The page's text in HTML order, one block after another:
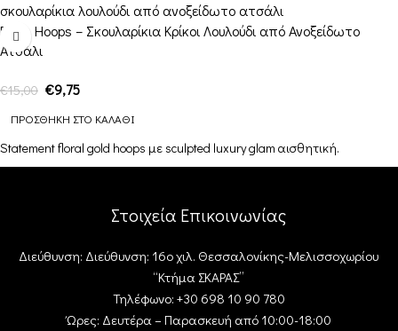
Flora Hoops – Σκουλαρίκια Κρίκοι Λουλούδι από Ανοξείδωτο
Ατσάλι
€15,00 €9,75
ΠΡΟΣΘΉΚΗ ΣΤΟ ΚΑΛΆΘΙ
Statement floral gold hoops με sculpted luxury glam αισθητική.
Στοιχεία Επικοινωνίας
Διεύθυνση: Διεύθυνση: 16ο χιλ. Θεσσαλονίκης-Μελισσοχωρίου
“Κτήμα ΣΚΑΡΑΣ”
Τηλέφωνο: +30 698 10 90 780
Ώρες: Δευτέρα – Παρασκευή από 10:00-18:00